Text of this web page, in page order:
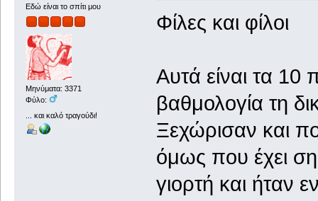
Εδώ είναι το σπίτι μου
Μηνύματα: 3371
Φύλο:
... και καλό τραγούδι!
Φίλες και φίλοι
Αυτά είναι τα
βαθμολογία τη
Ξεχώρισαν και
όμως που έχει
γιορτή και ήταν